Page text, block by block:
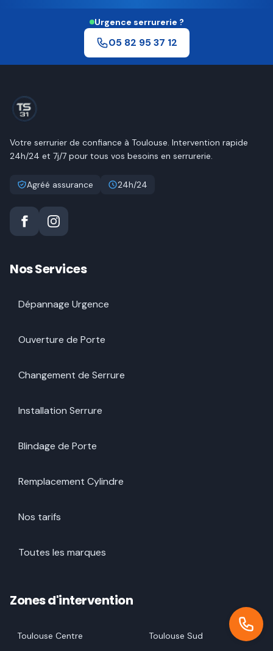
Urgence serrurerie ?
05 82 95 37 12
Votre serrurier de confiance à Toulouse. Intervention rapide
24h/24 et 7j/7 pour tous vos besoins en serrurerie.
Agréé assurance 24h/24
Nos Services
Dépannage Urgence
Ouverture de Porte
Changement de Serrure
Installation Serrure
Blindage de Porte
Remplacement Cylindre
Nos tarifs
Toutes les marques
Zones d'intervention
Toulouse Centre Toulouse Sud